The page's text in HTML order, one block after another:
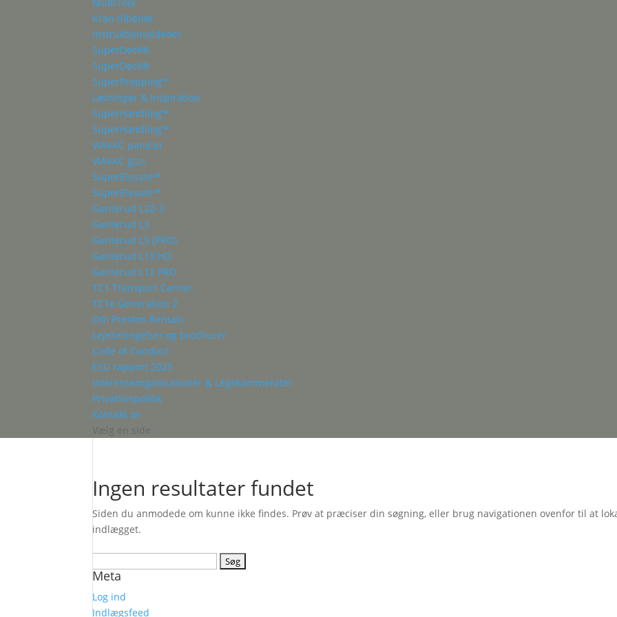
Kran tilbehør
Instruktionsvideoer
SuperDeck®
SuperDeck®
SuperPropping™
Løsninger & Inspiration
SuperHandling™
SuperHandling™
VIAVAC paneler
VIAVAC glas
SuperElevate™
SuperElevate™
Ganterud L20-3
Ganterud L3
Ganterud L5 (PRO)
Ganterud L10 HD
Ganterud L12 PRO
TC1 Transport Carrier.
TC1e Generation 2
Om Preston Rentals
Lejebetingelser og brochurer
Code of Conduct
ESG rapport 2025
Interesseorganisationer & Legekammerater
Privatlivspolitik
Kontakt os
Vælg en side
Ingen resultater fundet
Siden du anmodede om kunne ikke findes. Prøv at præciser din søgning, eller brug navigationen ovenfor til at
indlægget.
efter:
Meta
Log ind
Indlægsfeed